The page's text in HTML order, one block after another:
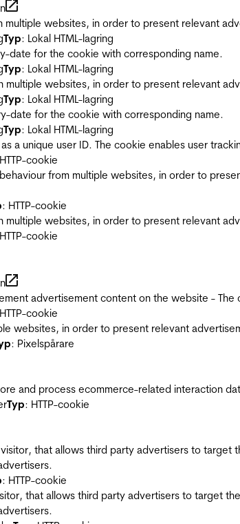
multiple websites, in order to present relevant
Typ: Lokal HTML-lagring
date for the cookie with corresponding name.
Typ: Lokal HTML-lagring
multiple websites, in order to present relevant
Typ: Lokal HTML-lagring
date for the cookie with corresponding name.
Typ: Lokal HTML-lagring
a unique user ID. The cookie enables user
cookie
from multiple websites, in order to
: HTTP-cookie
multiple websites, in order to present relevant
cookie
advertisement content on the website -
cookie
websites, in order to present relevant
: Pixelspårare
and process ecommerce-related interaction
Typ: HTTP-cookie
that allows third party advertisers to
: HTTP-cookie
that allows third party advertisers to target